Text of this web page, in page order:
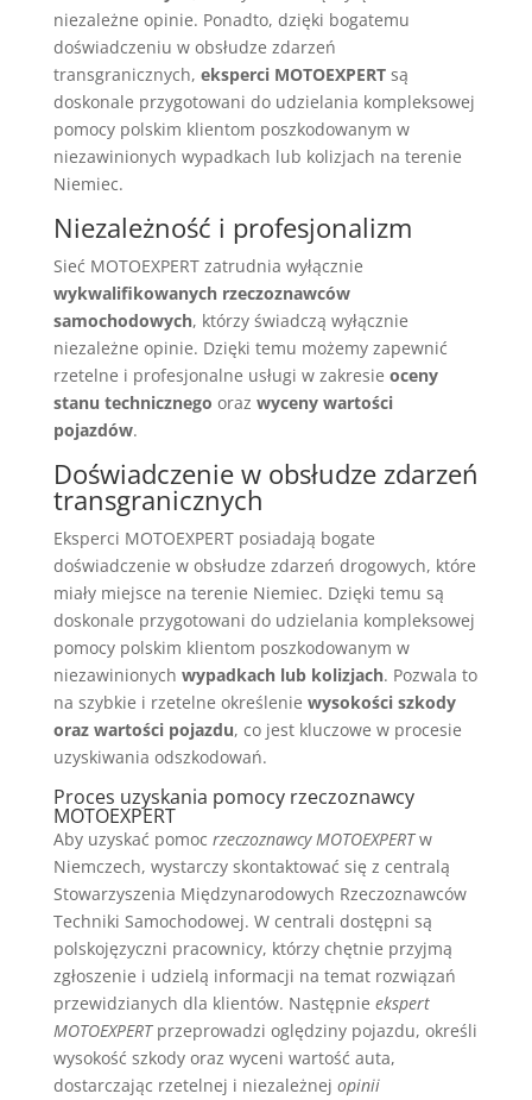
niezależne opinie. Ponadto, dzięki bogatemu
doświadczeniu w obsłudze zdarzeń
transgranicznych, eksperci MOTOEXPERTsą
doskonale przygotowani do udzielania kompleksowej
pomocy polskim klientom poszkodowanym w
niezawinionych wypadkach lub kolizjach na terenie
Niemiec.
Niezależność i profesjonalizm
Sieć MOTOEXPERT zatrudnia wyłącznie
wykwalifikowanych rzeczoznawców
samochodowych, którzy świadczą wyłącznie
niezależne opinie. Dzięki temu możemy zapewnić
rzetelne i profesjonalne usługi w zakresie oceny
stanu technicznego oraz wyceny wartości
pojazdów.
Doświadczenie w obsłudze zdarzeń
transgranicznych
Eksperci MOTOEXPERT posiadają bogate
doświadczenie w obsłudze zdarzeń drogowych, które
miały miejsce na terenie Niemiec. Dzięki temu są
doskonale przygotowani do udzielania kompleksowej
pomocy polskim klientom poszkodowanym w
niezawinionych wypadkach lub kolizjach. Pozwala to
na szybkie i rzetelne określenie wysokości szkody
oraz wartości pojazdu, co jest kluczowe w procesie
uzyskiwania odszkodowań.
Proces uzyskania pomocy rzeczoznawcy
MOTOEXPERT
Aby uzyskać pomoc rzeczoznawcy MOTOEXPERTw
Niemczech, wystarczy skontaktować się z centralą
Stowarzyszenia Międzynarodowych Rzeczoznawców
Techniki Samochodowej. W centrali dostępni są
polskojęzyczni pracownicy, którzy chętnie przyjmą
zgłoszenie i udzielą informacji na temat rozwiązań
przewidzianych dla klientów. Następnie ekspert
MOTOEXPERTprzeprowadzi oględziny pojazdu, określi
wysokość szkody oraz wyceni wartość auta,
dostarczając rzetelnej i niezależnej opinii